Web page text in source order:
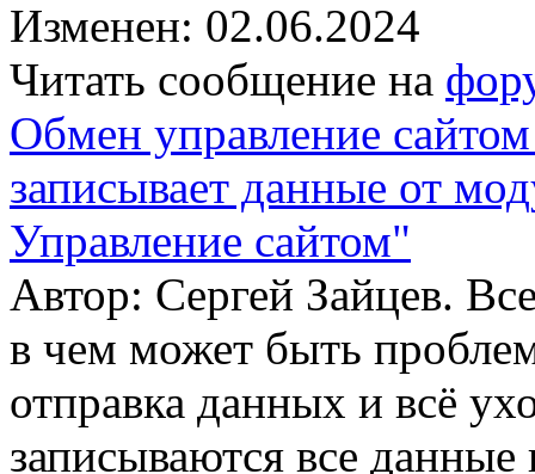
Изменен: 02.06.2024
Читать сообщение на
Обмен управление
записывает данные от
Управление сайтом"
Автор: Сергей Зайцев.
в чем может быть
отправка данных и всё
записываются все